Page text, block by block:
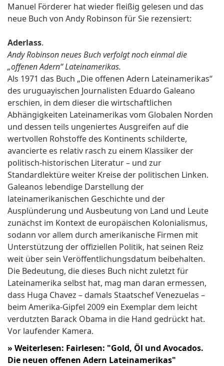
Manuel Förderer hat wieder fleißig gelesen und das
neue Buch von Andy Robinson für Sie rezensiert:
Aderlass.
Andy Robinson neues Buch verfolgt noch einmal die
„offenen Adern“ Lateinamerikas.
Als 1971 das Buch „Die offenen Adern Lateinamerikas“
des uruguayischen Journalisten Eduardo Galeano
erschien, in dem dieser die wirtschaftlichen
Abhängigkeiten Lateinamerikas vom Globalen Norden
und dessen teils ungeniertes Ausgreifen auf die
wertvollen Rohstoffe des Kontinents schilderte,
avancierte es relativ rasch zu einem Klassiker der
politisch-historischen Literatur – und zur
Standardlektüre weiter Kreise der politischen Linken.
Galeanos lebendige Darstellung der
lateinamerikanischen Geschichte und der
Ausplünderung und Ausbeutung von Land und Leute
zunächst im Kontext de europäischen Kolonialismus,
sodann vor allem durch amerikanische Firmen mit
Unterstützung der offiziellen Politik, hat seinen Reiz
weit über sein Veröffentlichungsdatum beibehalten.
Die Bedeutung, die dieses Buch nicht zuletzt für
Lateinamerika selbst hat, mag man daran ermessen,
dass Huga Chavez – damals Staatschef Venezuelas –
beim Amerika-Gipfel 2009 ein Exemplar dem leicht
verdutzten Barack Obama in die Hand gedrückt hat.
Vor laufender Kamera.
»Weiterlesen: Fairlesen: "Gold, Öl und Avocados.
Die neuen offenen Adern Lateinamerikas"